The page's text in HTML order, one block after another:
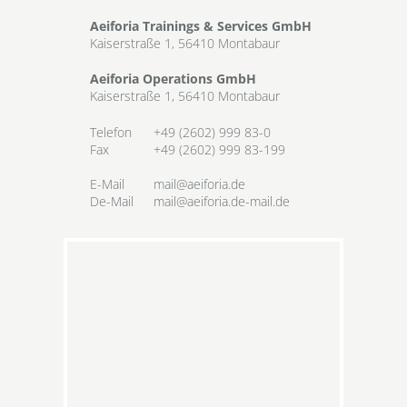
Aeiforia Trainings & Services GmbH
Kaiserstraße 1, 56410 Montabaur
Aeiforia Operations GmbH
Kaiserstraße 1, 56410 Montabaur
Telefon
+49 (2602) 999 83-0
Fax
+49 (2602) 999 83-199
E-Mail
mail@aeiforia.de
De-Mail
mail@aeiforia.de-mail.de